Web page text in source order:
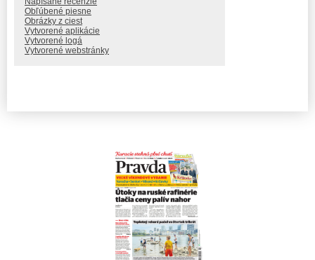
Obľúbené piesne
Obrázky z ciest
Vytvorené aplikácie
Vytvorené logá
Vytvorené webstránky